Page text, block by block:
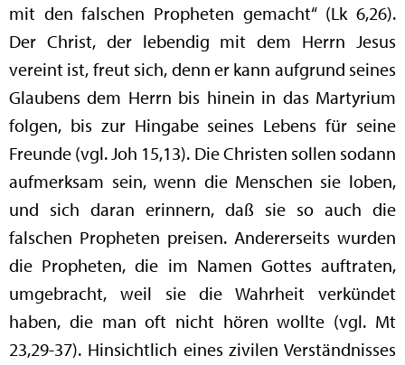
mit den falschen Propheten gemacht“ (Lk 6,26).
Der Christ, der lebendig mit dem Herrn Jesus
vereint ist, freut sich, denn er kann aufgrund seines
Glaubens dem Herrn bis hinein in das Martyrium
folgen, bis zur Hingabe seines Lebens für seine
Freunde (vgl. Joh 15,13). Die Christen sollen sodann
aufmerksam sein, wenn die Menschen sie loben,
und sich daran erinnern, daß sie so auch die
falschen Propheten preisen. Andererseits wurden
die Propheten, die im Namen Gottes auftraten,
umgebracht, weil sie die Wahrheit verkündet
haben, die man oft nicht hören wollte (vgl. Mt
23,29-37). Hinsichtlich eines zivilen Verständnisses